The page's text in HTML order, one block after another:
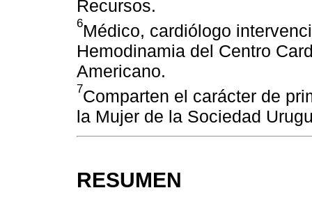
Recursos.
6Médico, cardiólogo
Hemodinamia del Centro
Americano.
7Comparten el carácter de
la Mujer de la Sociedad
RESUMEN